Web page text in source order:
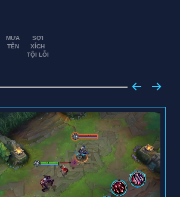
MƯA
TÊN
SỢI
XÍCH
TỘI LỖI